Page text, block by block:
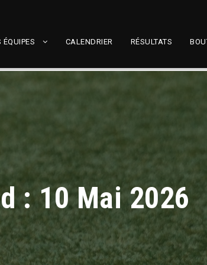
ÉQUIPES CALENDRIER RÉSULTATS
: 10 Mai 2026